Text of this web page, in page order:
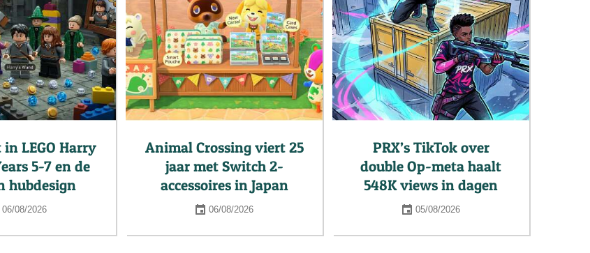
LEGO Harry
5-7 en de
hubdesign
06/08/2026
Animal Crossing viert 25
jaar met Switch 2-
accessoires in Japan
06/08/2026
PRX’s TikTok over
double Op-meta haalt
548K views in dagen
05/08/2026